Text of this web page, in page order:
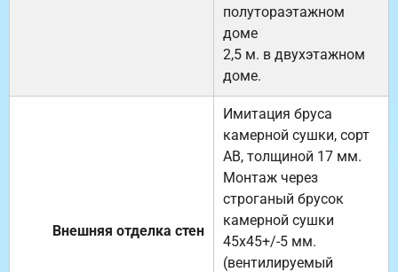
полутораэтажном
доме
2,5 м. в двухэтажном
доме.
Внешняя отделка стен
Имитация бруса
камерной сушки, сорт
АВ, толщиной 17 мм.
Монтаж через
строганый брусок
камерной сушки
45х45+/-5 мм.
(вентилируемый